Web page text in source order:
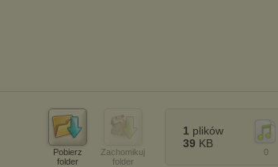
Pobierz
folder
Zachomikuj
folder
0
1 plików
39 KB